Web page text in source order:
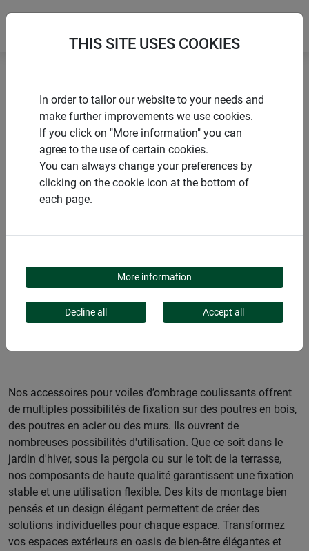
Accueil
Produits de Windhager Home & Garden
Protection solaire
Accessoires pour voiles d’ombrage coulissants
CATÉGORIE DE PRODUITS
VOILES D’OMBRAGE
COULISSANTS
Nos accessoires pour voiles d’ombrage coulissants offrent
de multiples possibilités de fixation sur des poutres en bois,
des poutres en acier ou des murs. Ils ouvrent de
nombreuses possibilités d'utilisation. Que ce soit dans le
jardin d'hiver, sous la pergola ou sur le toit de la terrasse,
nos composants de haute qualité garantissent une fixation
stable et une utilisation flexible. Des kits de montage bien
pensés et un design élégant permettent de créer des
solutions individuelles pour chaque espace. Transformez
vos espaces extérieurs en oasis de bien-être élégantes et
THIS SITE USES COOKIES
In order to tailor our website to your needs and
make further improvements we use cookies.
If you click on "More information" you can
agree to the use of certain cookies.
You can always change your preferences by
clicking on the cookie icon at the bottom of
each page.
More information
Decline all Accept all